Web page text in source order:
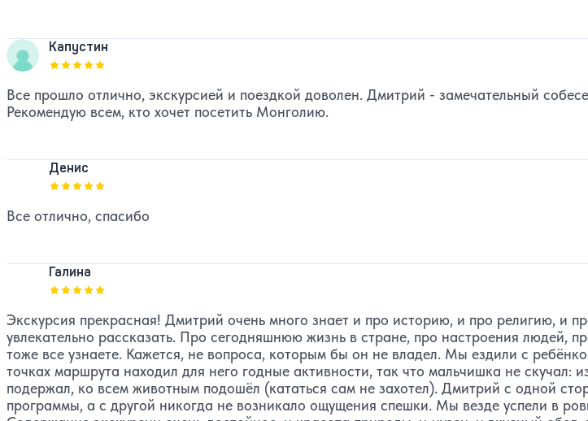
Капустин
Оценка, количество звезд:
Все прошло отлично, экскурсией и поездкой доволен. Дмитрий - замечательный
Рекомендую всем, кто хочет посетить Монголию.
Денис
Оценка, количество звезд:
Все отлично, спасибо
Галина
Оценка, количество звезд:
Экскурсия прекрасная! Дмитрий очень много знает и про историю, и про религию, и
увлекательно рассказать. Про сегодняшнюю жизнь в стране, про настроения людей,
тоже все узнаете. Кажется, не вопроса, которым бы он не владел. Мы ездили с
точках маршрута находил для него годные активности, так что мальчишка не скучал:
подержал, ко всем животным подошёл (кататься сам не захотел). Дмитрий с одной
программы, а с другой никогда не возникало ощущения спешки. Мы везде успели в